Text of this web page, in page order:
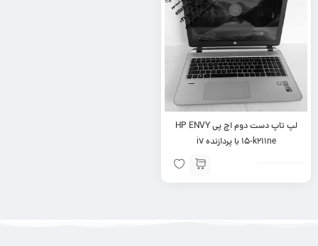
لپ تاپ دست دوم اچ پی HP ENVY
15-k211ne با پردازنده i7